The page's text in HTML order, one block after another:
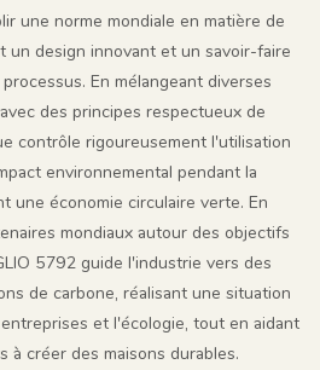
une norme mondiale en matière de
un design innovant et un savoir-faire
En mélangeant diverses
des principes respectueux de
contrôle rigoureusement l'utilisation
environnemental pendant la
une économie circulaire verte. En
mondiaux autour des objectifs
5792 guide l'industrie vers des
de carbone, réalisant une situation
et l'écologie, tout en aidant
à créer des maisons durables.